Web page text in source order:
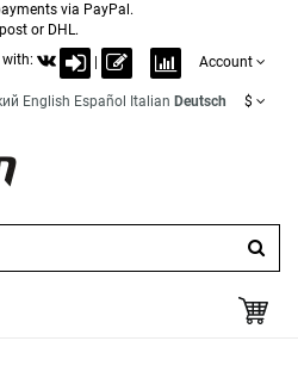
via PayPal.
or DHL.
with:
Account
English Español Italian Deutsch $